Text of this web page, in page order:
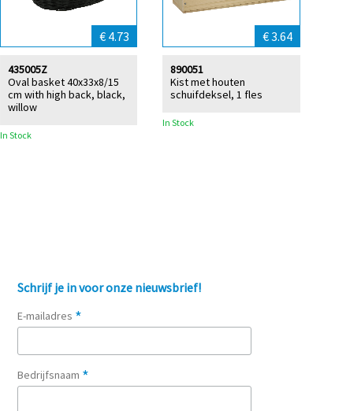
€ 4.73
Oval basket 40x33x8/15
cm with high back, black,
willow
435005Z
In Stock
€ 3.64
Kist met houten
schuifdeksel, 1 fles
890051
In Stock
Schrijf je in voor onze nieuwsbrief!
E-mailadres *
Bedrijfsnaam *